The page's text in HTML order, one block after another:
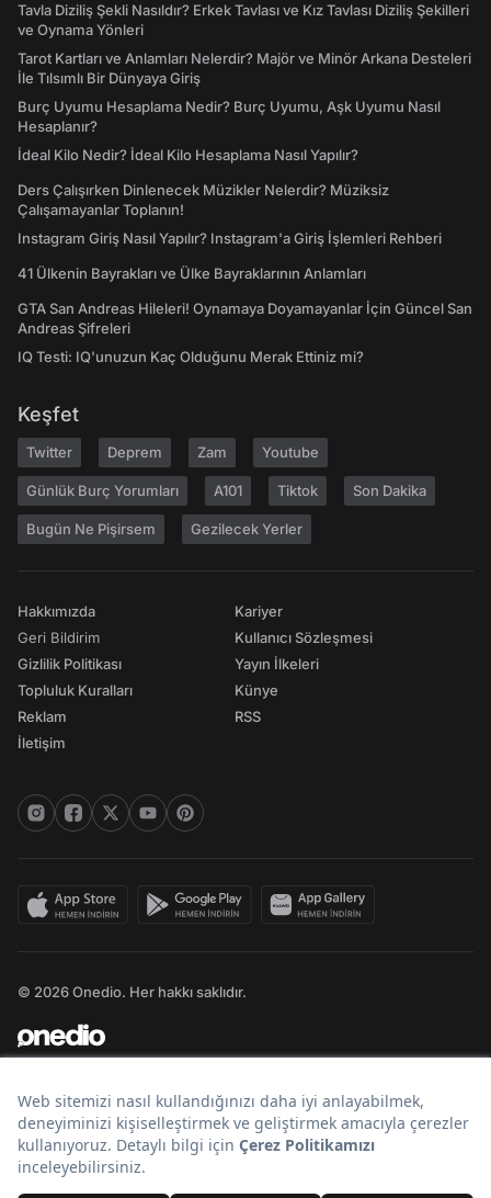
Tavla Diziliş Şekli Nasıldır? Erkek Tavlası ve Kız Tavlası Diziliş Şekilleri
ve Oynama Yönleri
Tarot Kartları ve Anlamları Nelerdir? Majör ve Minör Arkana Desteleri
İle Tılsımlı Bir Dünyaya Giriş
Burç Uyumu Hesaplama Nedir? Burç Uyumu, Aşk Uyumu Nasıl
Hesaplanır?
İdeal Kilo Nedir? İdeal Kilo Hesaplama Nasıl Yapılır?
Ders Çalışırken Dinlenecek Müzikler Nelerdir? Müziksiz
Çalışamayanlar Toplanın!
Instagram Giriş Nasıl Yapılır? Instagram'a Giriş İşlemleri Rehberi
41 Ülkenin Bayrakları ve Ülke Bayraklarının Anlamları
GTA San Andreas Hileleri! Oynamaya Doyamayanlar İçin Güncel San
Andreas Şifreleri
IQ Testi: IQ'unuzun Kaç Olduğunu Merak Ettiniz mi?
Keşfet
Twitter Deprem Zam Youtube
Günlük Burç Yorumları A101 Tiktok Son Dakika
Bugün Ne Pişirsem Gezilecek Yerler
Hakkımızda
Geri Bildirim
Gizlilik Politikası
Topluluk Kuralları
Reklam
İletişim
Kariyer
Kullanıcı Sözleşmesi
Yayın İlkeleri
Künye
RSS
© 2026 Onedio. Her hakkı saklıdır.
Bir markasıdır.